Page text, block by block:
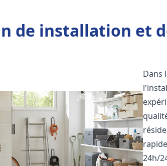
de installation et
Dans
24h/